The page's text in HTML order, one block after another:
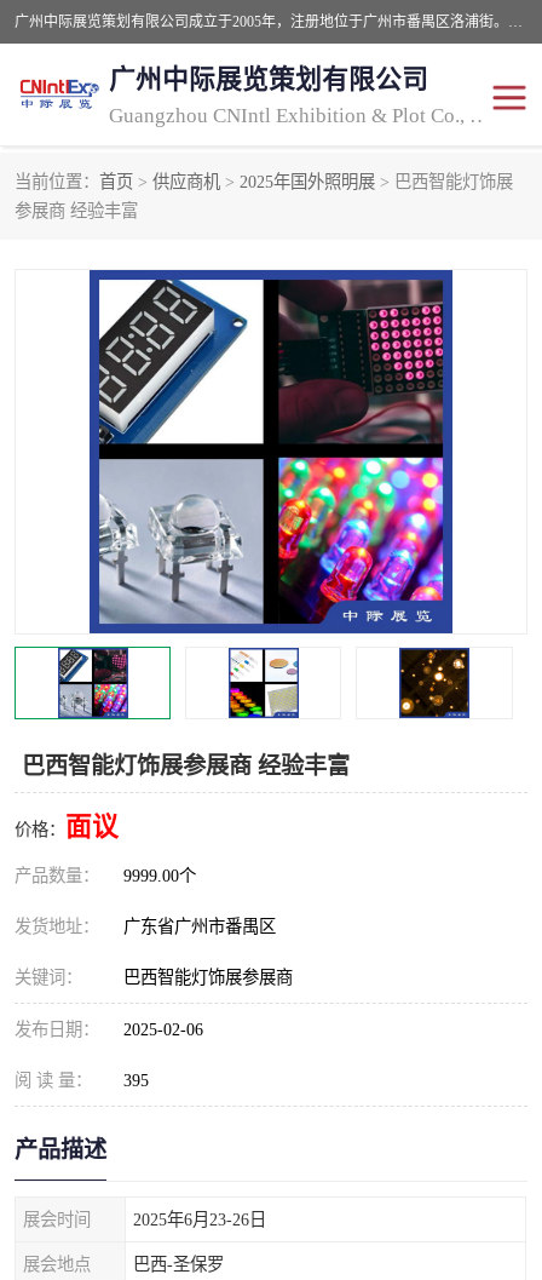
广州中际展览策划有限公司成立于2005年，注册地位于广州市番禺区洛浦街。经营范围包括会议及展览服务，大型活动组织策划服务，展台设计服务，广告业等；主要从事国外广告、标识、印花、LED、照明、光电、灯光、音响、视听、电子展览会等，展位预定-展品运输-签证-行程安排-补贴一站式服务。
广州中际展览策划有限公司
Guangzhou CNIntl Exhibition & Plot Co., Ltd.
当前位置： 首页 > 供应商机 > 2025年国外照明展 > 巴西智能灯饰展
参展商 经验丰富
巴西智能灯饰展参展商 经验丰富
价格： 面议
产品数量： 9999.00个
发货地址： 广东省广州市番禺区
关键词： 巴西智能灯饰展参展商
发布日期： 2025-02-06
阅 读 量： 395
产品描述
展会时间 2025年6月23-26日
展会地点 巴西-圣保罗
2025年国外照明展
照明展 展品运输
视听-灯光音响展
2025年国外广告标识展 2025年国内中国香港照明
展